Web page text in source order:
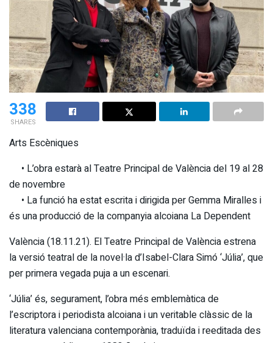
338
SHARES
Arts Escèniques
• L’obra estarà al Teatre Principal de València del 19 al 28
de novembre
• La funció ha estat escrita i dirigida per Gemma Miralles i
és una producció de la companyia alcoiana La Dependent
València (18.11.21). El Teatre Principal de València estrena
la versió teatral de la novel·la d’Isabel-Clara Simó ‘Júlia’, que
per primera vegada puja a un escenari.
‘Júlia’ és, segurament, l’obra més emblemàtica de
l’escriptora i periodista alcoiana i un veritable clàssic de la
literatura valenciana contemporània, traduïda i reeditada des